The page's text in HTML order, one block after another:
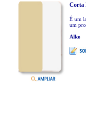
Corta
É um
um
Alko